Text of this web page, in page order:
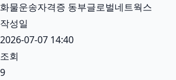
화물운송자격증 동부글로벌네트웍스
작성일
2026-07-07 14:40
조회
9